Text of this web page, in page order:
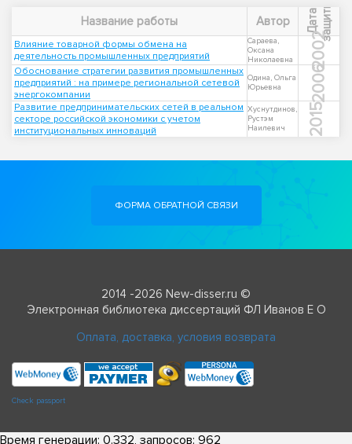
Название работы Автор Д
а
т
а
з
а
щ
и
ты
Влияние товарной формы обмена на
деятельность промышленных предприятий
Сараева,
Оксана
Николаевна
2002
Обоснование стратегии развития промышленных
предприятий : на примере региональной сетевой
энергокомпании
Одина, Ольга
Юрьевна
2006
Развитие предпринимательских сетей в реальном
секторе российской экономики с учетом
институциональных инноваций
Хуснутдинов,
Рустэм
Наилевич
2015
ФОРМА ОБРАТНОЙ СВЯЗИ
2014 -2026 New-disser.ru ©
Электронная библиотека диссертаций ФЛ Иванов Е О
Оплата, доставка, условия возврата
Check passport
Время генерации: 0.332, запросов: 962